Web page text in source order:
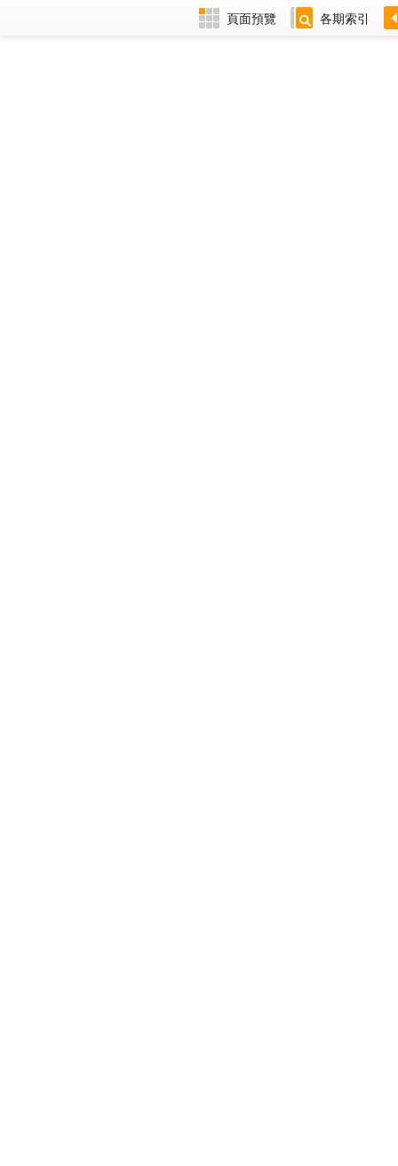
頁面預覽 各期索引